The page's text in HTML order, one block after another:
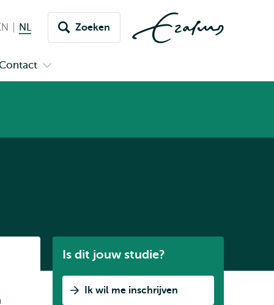
English
NLNederlands huidige taal
Zoeken
Is dit jouw studie?
Ik wil me inschrijven